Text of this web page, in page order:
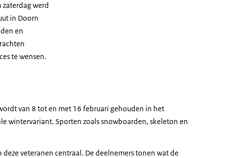
werd
in Doorn
en
te wensen.
van 8 tot en met 16 februari gehouden in het
wintervariant. Sporten zoals snowboarden, skeleton en
veteranen centraal. De deelnemers tonen wat de